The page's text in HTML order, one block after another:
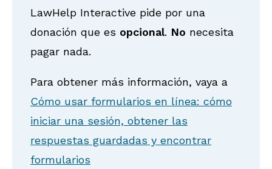
LawHelp Interactive pide por una
donación que es opcional. No necesita
pagar nada.
Para obtener más información, vaya a
Cómo usar formularios en línea: cómo
iniciar una sesión, obtener las
respuestas guardadas y encontrar
formularios